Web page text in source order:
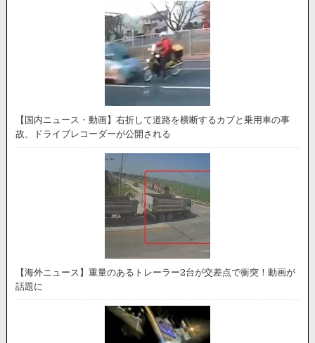
【国内ニュース・動画】右折して道路を横断するカブと乗用車の事
故、ドライブレコーダーが公開される
【海外ニュース】重量のあるトレーラー2台が交差点で衝突！動画が
話題に